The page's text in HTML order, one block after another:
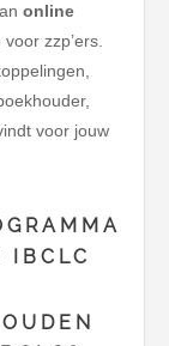
online
zzp’ers.
voor jouw
IBCLC